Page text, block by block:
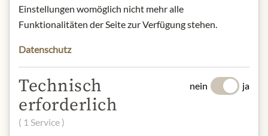
Abgang:Reichhaltig, cremig und
delikat, zugleich komplex. Perfekt pur,
Kontakt: AB Trade S.R.L. / Villorba
(TV) Piazza A. Moro, 7 Cap 31020 /
Italien.
Einstellungen womöglich nicht mehr alle
Funktionalitäten der Seite zur Verfügung stehen.
Datenschutz
Technisch
erforderlich
( 1 Service )
nein ja